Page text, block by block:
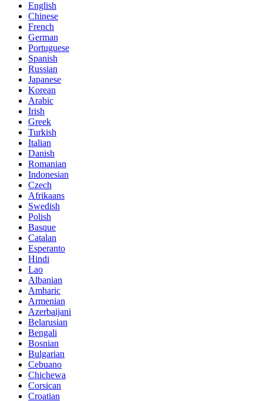
English
Chinese
French
German
Portuguese
Spanish
Russian
Japanese
Korean
Arabic
Irish
Greek
Turkish
Italian
Danish
Romanian
Indonesian
Czech
Afrikaans
Swedish
Polish
Basque
Catalan
Esperanto
Hindi
Lao
Albanian
Amharic
Armenian
Azerbaijani
Belarusian
Bengali
Bosnian
Bulgarian
Cebuano
Chichewa
Corsican
Croatian